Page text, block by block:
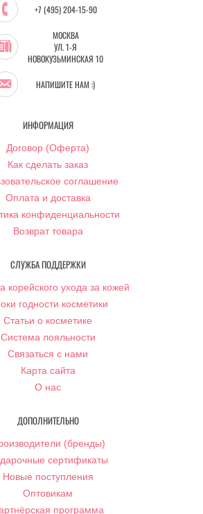
+7 (495) 204-15-90
МОСКВА
УЛ. 1-Я
НОВОКУЗЬМИНСКАЯ 10
НАПИШИТЕ НАМ :)
ИНФОРМАЦИЯ
Договор (Оферта)
Как сделать заказ
соглашение
Оплата и доставка
конфиденциальности
Возврат товара
СЛУЖБА ПОДДЕРЖКИ
корейского ухода за кожей
годности косметики
Статьи о косметике
Система лояльности
Связаться с нами
Карта сайта
О нас
ДОПОЛНИТЕЛЬНО
(бренды)
сертификаты
Новые поступления
Оптовикам
программа